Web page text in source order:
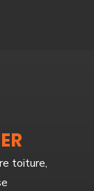
toiture,